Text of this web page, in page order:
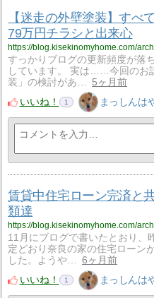
【迷走の外壁塗装】すべ
79万円チラシと出来心
https://blog.kisekinomyhome.com/
すっかりブログの更新頻度が落
しています。 実は……今回のお
装」の検討があ…
5ヶ月前
いいね！
1 まっしんは
賃貸中住宅ローン完済と
類達
https://blog.kisekinomyhome.com/
11月にブログで書いたとおり、
定どおり奈良の家の住宅ローン
した。ようや…
6ヶ月前
いいね！
1 まっしんは